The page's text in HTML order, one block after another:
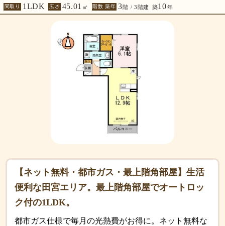
間取り 1LDK 広さ 45.01 ㎡ 階数 築年 3階 / 3階建 築10年
【ネット無料・都市ガス・最上階角部屋】生活
便利な田宮エリア。最上階角部屋でオートロッ
ク付の1LDK。
都市ガス仕様で毎月の光熱費がお得に。ネット無料な